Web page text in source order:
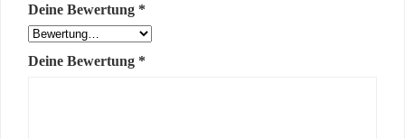
Deine Bewertung *
Deine Bewertung *